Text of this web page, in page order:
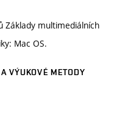
Základy multimediálních
Mac OS.
VÝUKOVÉ METODY